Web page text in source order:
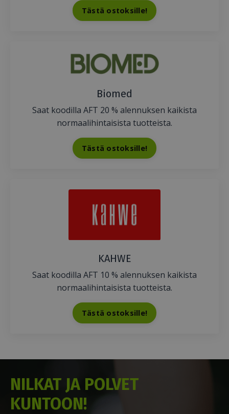
Tästä ostoksille!
Biomed
Saat koodilla AFT 20 % alennuksen kaikista
normaalihintaisista tuotteista.
Tästä ostoksille!
KAHWE
Saat koodilla AFT 10 % alennuksen kaikista
normaalihintaisista tuotteista.
Tästä ostoksille!
NILKAT JA POLVET
KUNTOON!